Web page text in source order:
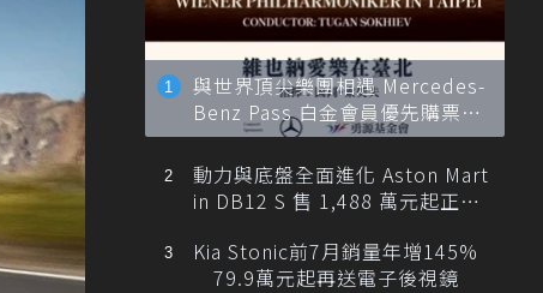
與世界頂尖樂團相遇 Mercedes-
Benz Pass 白金會員優先購票維
也納愛樂
動力與底盤全面進化 Aston Mart
in DB12 S 售 1,488 萬元起正式
Kia Stonic前7月銷量年增145%
79.9萬元起再送電子後視鏡